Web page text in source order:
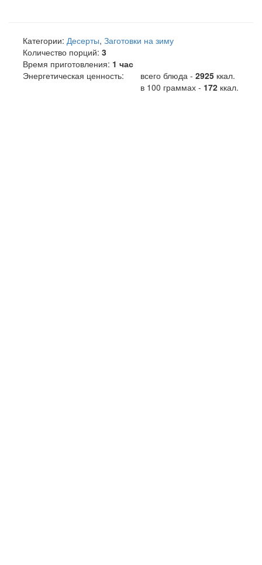
Категории: Десерты, Заготовки на зиму
Количество порций: 3
Время приготовления: 1 час
Энергетическая ценность:
всего блюда - 2925 ккал.
в 100 граммах - 172 ккал.